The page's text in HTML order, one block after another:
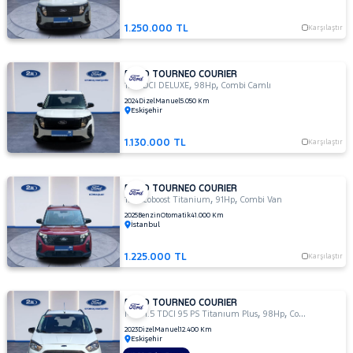
LINE
1.5
DELUX
TDCI
DELUXE
1.5 TDCI
TITANIUM
TİTANİUM
1.5 TDCI
TİTANİUM
PLUS
1.5
TREND
1.5
TDCi
Delux
1.250.000 TL Karşılaştır
FORD TOURNEO COURIER
1.5 TDCI DELUXE,98Hp,Combi Camlı
2024DizelManuel5.050 Km
Eskişehir
1.130.000 TL Karşılaştır
FORD TOURNEO COURIER
1.0 Ecoboost Titanium,91Hp,Combi Van
2025BenzinOtomatik41.000 Km
İstanbul
1.225.000 TL Karşılaştır
FORD TOURNEO COURIER
MCA 1.5 TDCI 95 PS Titanıum Plus,98Hp,Combi Camlı
2023DizelManuel12.400 Km
Eskişehir